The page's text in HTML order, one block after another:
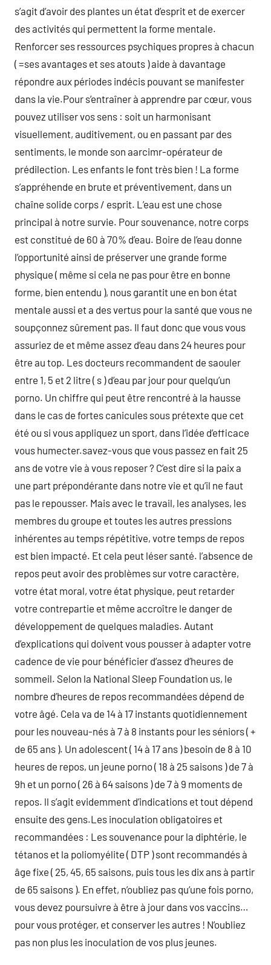
s’agit d’avoir des plantes un état d’esprit et de exercer
des activités qui permettent la forme mentale.
Renforcer ses ressources psychiques propres à chacun
( =ses avantages et ses atouts ) aide à davantage
répondre aux périodes indécis pouvant se manifester
dans la vie.Pour s’entraîner à apprendre par cœur, vous
pouvez utiliser vos sens : soit un harmonisant
visuellement, auditivement, ou en passant par des
sentiments, le monde son aarcimr-opérateur de
prédilection. Les enfants le font très bien ! La forme
s’appréhende en brute et préventivement, dans un
chaîne solide corps / esprit. L’eau est une chose
principal à notre survie. Pour souvenance, notre corps
est constitué de 60 à 70% d’eau. Boire de l’eau donne
l’opportunité ainsi de préserver une grande forme
physique ( même si cela ne pas pour être en bonne
forme, bien entendu ), nous garantit une en bon état
mentale aussi et a des vertus pour la santé que vous ne
soupçonnez sûrement pas. Il faut donc que vous vous
assuriez de et même assez d’eau dans 24 heures pour
être au top. Les docteurs recommandent de saouler
entre 1, 5 et 2 litre ( s ) d’eau par jour pour quelqu’un
porno. Un chiffre qui peut être rencontré à la hausse
dans le cas de fortes canicules sous prétexte que cet
été ou si vous appliquez un sport, dans l’idée d’efficace
vous humecter.savez-vous que vous passez en fait 25
ans de votre vie à vous reposer ? C’est dire si la paix a
une part prépondérante dans notre vie et qu’il ne faut
pas le repousser. Mais avec le travail, les analyses, les
membres du groupe et toutes les autres pressions
inhérentes au temps répétitive, votre temps de repos
est bien impacté. Et cela peut léser santé. l’absence de
repos peut avoir des problèmes sur votre caractère,
votre état moral, votre état physique, peut retarder
votre contrepartie et même accroître le danger de
développement de quelques maladies. Autant
d’explications qui doivent vous pousser à adapter votre
cadence de vie pour bénéficier d’assez d’heures de
sommeil. Selon la National Sleep Foundation us, le
nombre d’heures de repos recommandées dépend de
votre âgé. Cela va de 14 à 17 instants quotidiennement
pour les nouveau-nés à 7 à 8 instants pour les séniors ( +
de 65 ans ). Un adolescent ( 14 à 17 ans ) besoin de 8 à 10
heures de repos, un jeune porno ( 18 à 25 saisons ) de 7 à
9h et un porno ( 26 à 64 saisons ) de 7 à 9 moments de
repos. ll s’agit evidemment d’indications et tout dépend
ensuite des gens.Les inoculation obligatoires et
recommandées : Les souvenance pour la diphtérie, le
tétanos et la poliomyélite ( DTP ) sont recommandés à
âge fixe ( 25, 45, 65 saisons, puis tous les dix ans à partir
de 65 saisons ). En effet, n’oubliez pas qu’une fois porno,
vous devez poursuivre à être à jour dans vos vaccins…
pour vous protéger, et conserver les autres ! N’oubliez
pas non plus les inoculation de vos plus jeunes.